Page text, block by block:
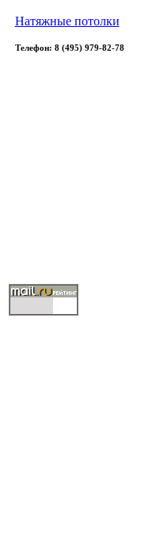
Натяжные потолки
Телефон: 8 (495) 979-82-78